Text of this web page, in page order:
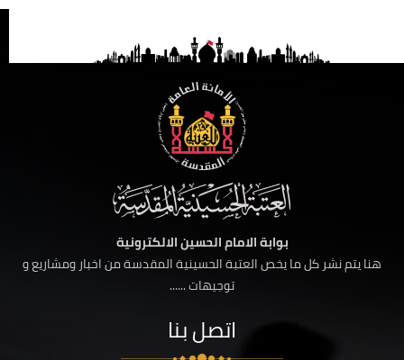
بوابة الامام الحسين الالكترونية
هنا يتم نشر كل ما يخص العتبة الحسينية المقدسة من اخبار ومشاريع و
توجيهات ......
اتصل بنا